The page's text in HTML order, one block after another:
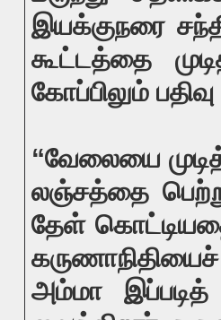
இயக்குநரை
கூட்டத்தை
கோப்பிலும்
“வேலையை
லஞ்சத்தை
தேள்
அம்மா